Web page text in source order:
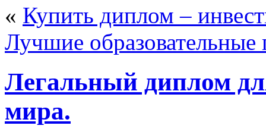
« Купить диплом –
Лучшие
Легальный диплом
мира.